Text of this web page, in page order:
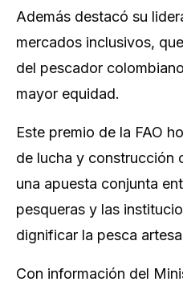
Además destacó su
mercados inclusivos,
del pescador
mayor equidad.
Este premio de la FAO
de lucha y construcción
una apuesta conjunta
pesqueras y las
dignificar la pesca
Con información del